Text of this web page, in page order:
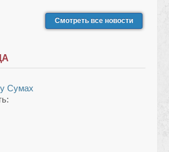
Смотреть все новости
Сумах